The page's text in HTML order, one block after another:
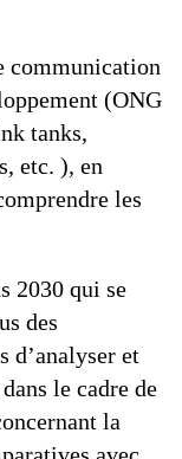
communication
(ONG
tanks,
etc. ), en
les
2030 qui se
des
d’analyser et
le cadre de
la